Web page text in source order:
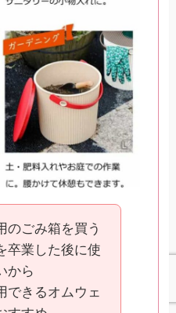
のごみ箱を買う
卒業した後に使
から
できるオムウェ